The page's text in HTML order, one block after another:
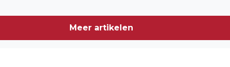
Meer artikelen